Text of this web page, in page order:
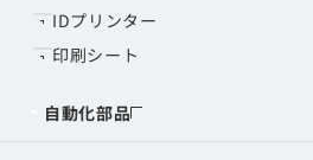
IDプリンター
印刷シート
自動化部品